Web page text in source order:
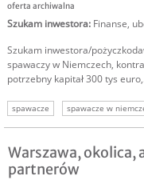
oferta archiwalna
Szukam inwestora: Finanse,
Szukam inwestora/
spawaczy w Niemczech,
potrzebny kapitał 300 tys
spawacze spawacze w
szukam inwestora
Warszawa, okolica,
partnerów